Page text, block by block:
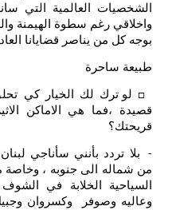
الشخصيات العالمية التي
واخلاقي رغم سطوة الهيمنة
بوجه كل من يناصر قضايانا
طبيعة ساحرة
□ لو ترك لك الخيار كي
قصيدة ،فما هي الاماكن
قريحتك؟
- بلا تردد بأنني سأناجي
من شماله الى جنوبه ، وخاصة
السياحية الخلابة في
وعاليه وصوفر وكسروان